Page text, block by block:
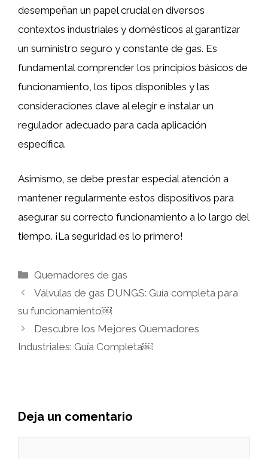
desempeñan un papel crucial en diversos
contextos industriales y domésticos al garantizar
un suministro seguro y constante de gas. Es
fundamental comprender los principios básicos de
funcionamiento, los tipos disponibles y las
consideraciones clave al elegir e instalar un
regulador adecuado para cada aplicación
específica.
Asimismo, se debe prestar especial atención a
mantener regularmente estos dispositivos para
asegurar su correcto funcionamiento a lo largo del
tiempo. ¡La seguridad es lo primero!
Categorías
Quemadores de gas
Válvulas de gas DUNGS: Guía completa para
su funcionamiento￼
Descubre los Mejores Quemadores
Industriales: Guía Completa￼
Deja un comentario